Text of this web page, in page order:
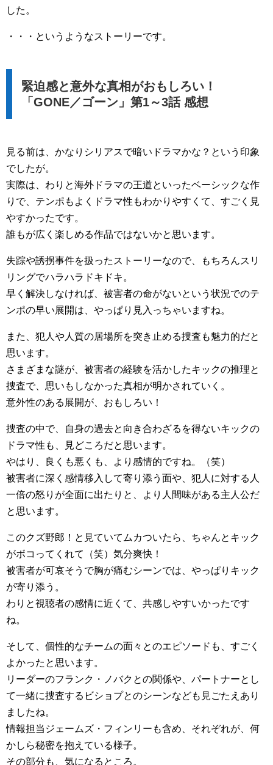
した。
・・・というようなストーリーです。
緊迫感と意外な真相がおもしろい！
「GONE／ゴーン」第1～3話 感想
見る前は、かなりシリアスで暗いドラマかな？という印象
でしたが。
実際は、わりと海外ドラマの王道といったベーシックな作
りで、テンポもよくドラマ性もわかりやすくて、すごく見
やすかったです。
誰もが広く楽しめる作品ではないかと思います。
失踪や誘拐事件を扱ったストーリーなので、もちろんスリ
リングでハラハラドキドキ。
早く解決しなければ、被害者の命がないという状況でのテ
ンポの早い展開は、やっぱり見入っちゃいますね。
また、犯人や人質の居場所を突き止める捜査も魅力的だと
思います。
さまざまな謎が、被害者の経験を活かしたキックの推理と
捜査で、思いもしなかった真相が明かされていく。
意外性のある展開が、おもしろい！
捜査の中で、自身の過去と向き合わざるを得ないキックの
ドラマ性も、見どころだと思います。
やはり、良くも悪くも、より感情的ですね。（笑）
被害者に深く感情移入して寄り添う面や、犯人に対する人
一倍の怒りが全面に出たりと、より人間味がある主人公だ
と思います。
このクズ野郎！と見ていてムカついたら、ちゃんとキック
がボコってくれて（笑）気分爽快！
被害者が可哀そうで胸が痛むシーンでは、やっぱりキック
が寄り添う。
わりと視聴者の感情に近くて、共感しやすいかったです
ね。
そして、個性的なチームの面々とのエピソードも、すごく
よかったと思います。
リーダーのフランク・ノバクとの関係や、パートナーとし
て一緒に捜査するビショプとのシーンなども見ごたえあり
ましたね。
情報担当ジェームズ・フィンリーも含め、それぞれが、何
かしら秘密を抱えている様子。
その部分も、気になるところ。